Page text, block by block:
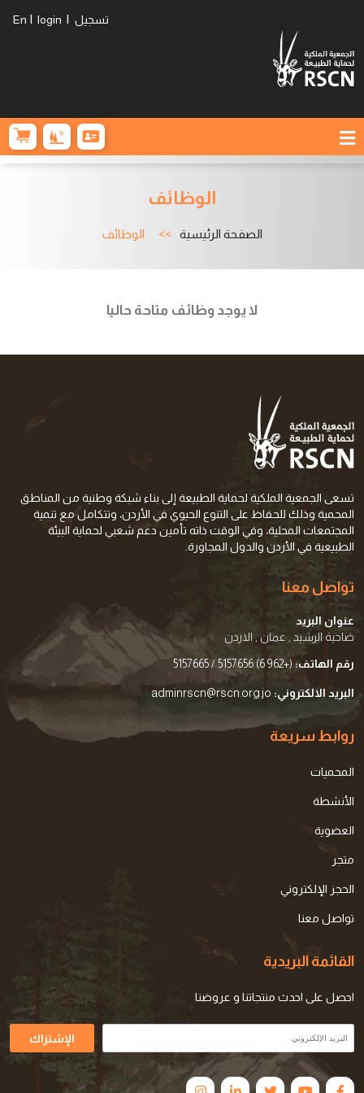
تسجيل |
login
|
En
الوظائف
الصفحة الرئيسية الوظائف
لا يوجد وظائف متاحة حاليا
تسعى الجمعية الملكية لحماية الطبيعة إلى بناء شبكة وطنية من المناطق
المحمية وذلك للحفاظ على التنوع الحيوي في الأردن، وتتكامل مع تنمية
المجتمعات المحلية، وفي الوقت ذاته تأمين دعم شعبي لحماية البيئة
الطبيعية في الأردن والدول المجاورة.
تواصل معنا
عنوان البريد
ضاحية الرشيد , عمان , الاردن
رقم الهاتف: (+962 6) 5157656 / 5157665
البريد الالكتروني: adminrscn@rscn.org.jo
روابط سريعة
المحميات
الأنشطة
العضوية
متجر
الحجز الإلكتروني
تواصل معنا
القائمة البريدية
احصل على احدث منتجاتنا و عروضنا
الإشتراك